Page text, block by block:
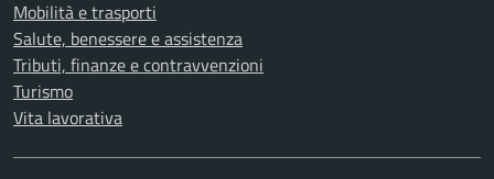
Mobilità e trasporti
Salute, benessere e assistenza
Tributi, finanze e contravvenzioni
Turismo
Vita lavorativa